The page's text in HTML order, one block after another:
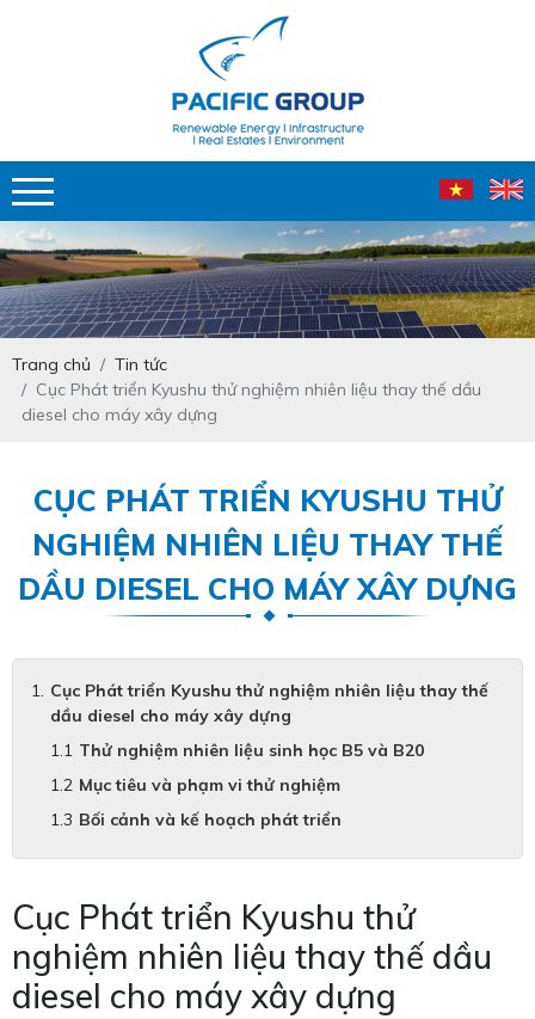
Trang chủ
Tin tức
Cục Phát triển Kyushu thử nghiệm nhiên liệu thay thế dầu
diesel cho máy xây dựng
CỤC PHÁT TRIỂN KYUSHU THỬ
NGHIỆM NHIÊN LIỆU THAY THẾ
DẦU DIESEL CHO MÁY XÂY DỰNG
Cục Phát triển Kyushu thử nghiệm nhiên liệu thay thế
dầu diesel cho máy xây dựng
Thử nghiệm nhiên liệu sinh học B5 và B20
Mục tiêu và phạm vi thử nghiệm
Bối cảnh và kế hoạch phát triển
Cục Phát triển Kyushu thử
nghiệm nhiên liệu thay thế dầu
diesel cho máy xây dựng